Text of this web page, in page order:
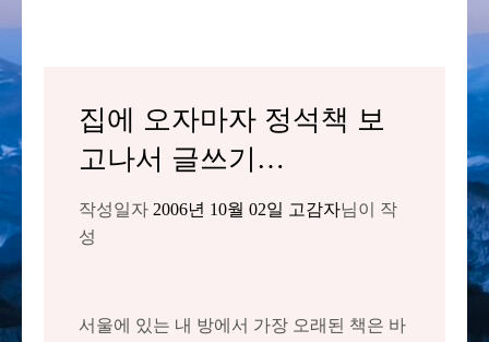
집에 오자마자 정석책 보
고나서 글쓰기…
작성일자 2006년 10월 02일 고감자님이 작
성
서울에 있는 내 방에서 가장 오래된 책은 바